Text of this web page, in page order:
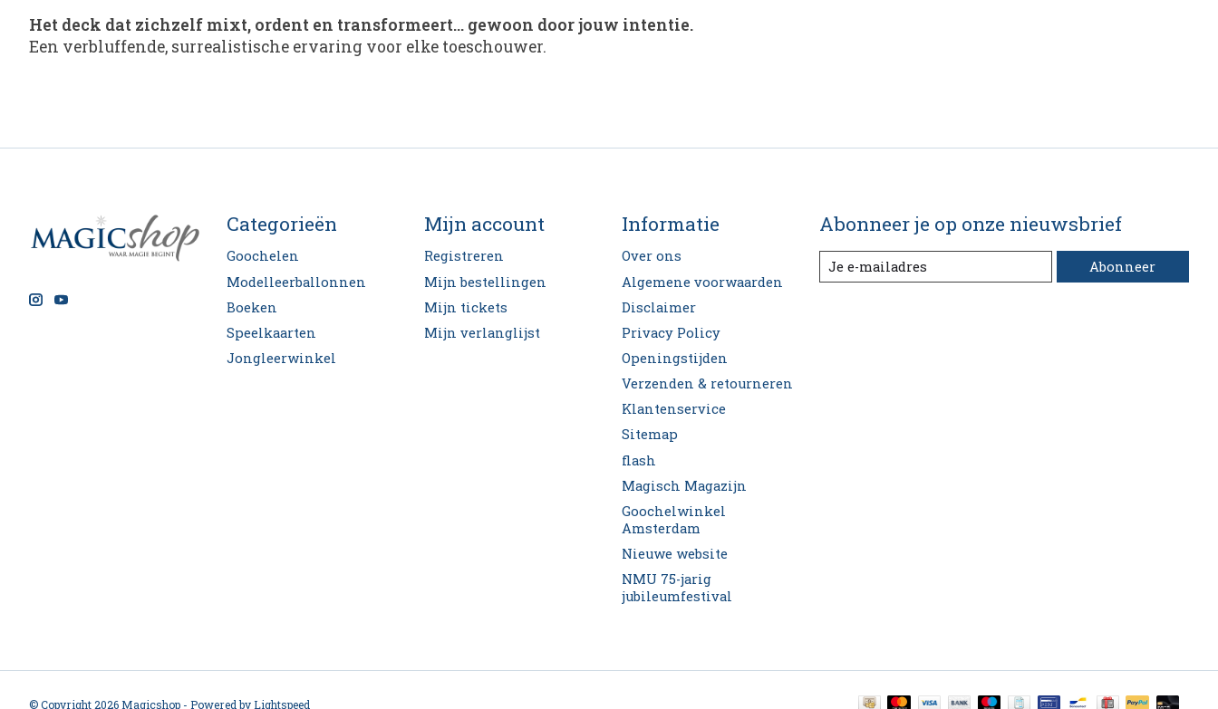
Het deck dat zichzelf mixt, ordent en transformeert… gewoon door jouw intentie.
Een verbluffende, surrealistische ervaring voor elke toeschouwer.
Categorieën
Goochelen
Modelleerballonnen
Boeken
Speelkaarten
Jongleerwinkel
Mijn account
Registreren
Mijn bestellingen
Mijn tickets
Mijn verlanglijst
Informatie
Over ons
Algemene voorwaarden
Disclaimer
Privacy Policy
Openingstijden
Verzenden & retourneren
Klantenservice
Sitemap
flash
Magisch Magazijn
Goochelwinkel
Amsterdam
Nieuwe website
NMU 75-jarig
jubileumfestival
Abonneer je op onze nieuwsbrief
Abonneer
© Copyright 2026 Magicshop - Powered byLightspeed